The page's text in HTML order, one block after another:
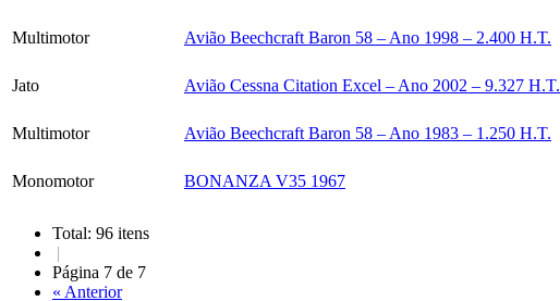
Multimotor Avião Beechcraft Baron 58 – Ano 1998 – 2.400 H.T.
Jato Avião Cessna Citation Excel – Ano 2002 – 9.327 H.T.
Multimotor Avião Beechcraft Baron 58 – Ano 1983 – 1.250 H.T.
Monomotor BONANZA V35 1967
Total: 96 itens
|
Página 7 de 7
« Anterior